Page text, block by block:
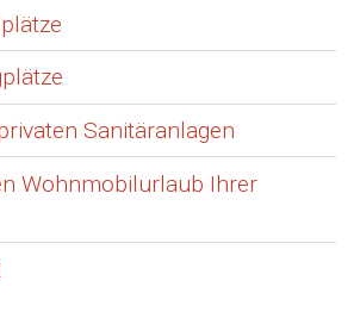
Sanitäranlagen
Wohnmobilurlaub Ihrer